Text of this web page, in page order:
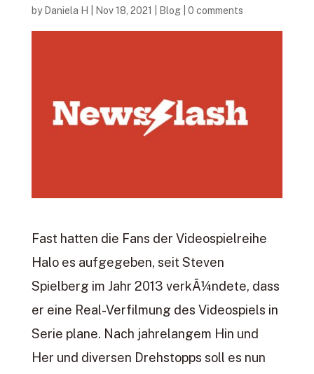
by Daniela H Nov 18, 2021 Blog| 0 comments
Fast hatten die Fans der Videospielreihe
Halo es aufgegeben, seit Steven
Spielberg im Jahr 2013 verkÃ¼ndete, dass
er eine Real-Verfilmung des Videospiels in
Serie plane. Nach jahrelangem Hin und
Her und diversen Drehstopps soll es nun